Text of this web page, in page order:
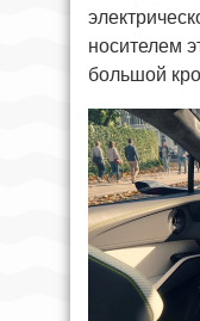
носителем
большой